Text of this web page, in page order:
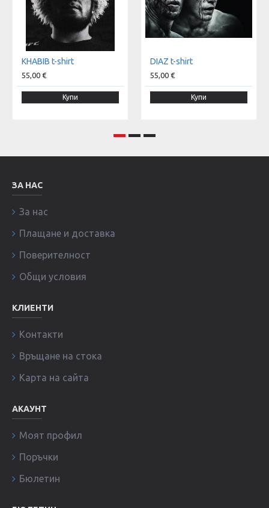
KHABIB t-shirt
55,00 €
Купи
DIAZ t-shirt
55,00 €
Купи
ЗА НАС
За нас
Плащане и доставка
Поверителност
Общи условия
КЛИЕНТИ
Контакти
Връщане на стока
Карта на сайта
АКАУНТ
Моят профил
Поръчки
Бюлетин